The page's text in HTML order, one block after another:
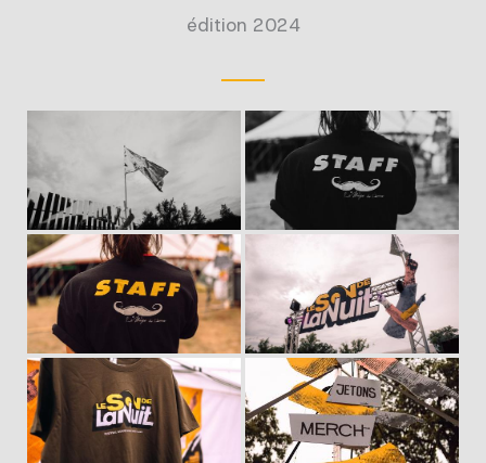
édition 2024